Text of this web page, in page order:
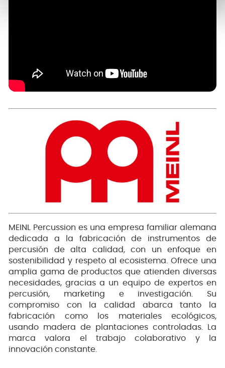
MEINL Percussion es una empresa familiar alemana
dedicada a la fabricación de instrumentos de
percusión de alta calidad, con un enfoque en
sostenibilidad y respeto al ecosistema. Ofrece una
amplia gama de productos que atienden diversas
necesidades, gracias a un equipo de expertos en
percusión, marketing e investigación. Su
compromiso con la calidad abarca tanto la
fabricación como los materiales ecológicos,
usando madera de plantaciones controladas. La
marca valora el trabajo colaborativo y la
innovación constante.